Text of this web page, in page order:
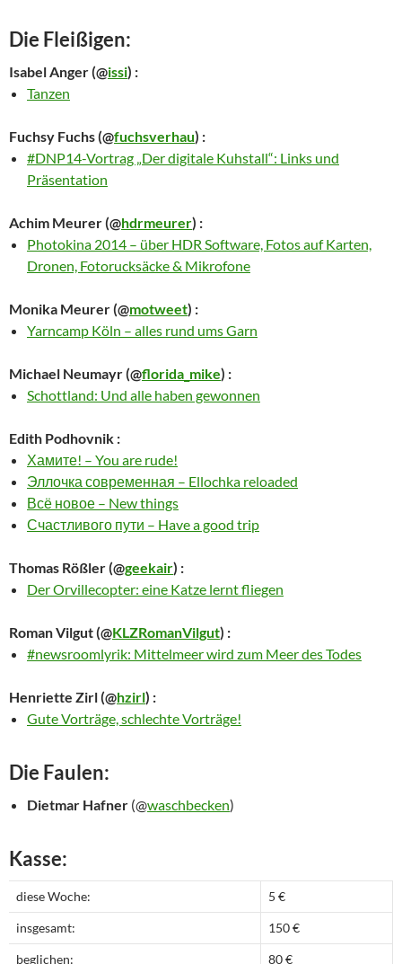
Die Fleißigen:
Isabel Anger(@issi) :
Tanzen
Fuchsy Fuchs(@fuchsverhau) :
#DNP14-Vortrag „Der digitale Kuhstall“: Links und
Präsentation
Achim Meurer(@hdrmeurer) :
Photokina 2014 – über HDR Software, Fotos auf Karten,
Dronen, Fotorucksäcke & Mikrofone
Monika Meurer(@motweet) :
Yarncamp Köln – alles rund ums Garn
Michael Neumayr(@florida_mike) :
Schottland: Und alle haben gewonnen
Edith Podhovnik :
Хамите! – You are rude!
Эллочка современная – Ellochka reloaded
Всё новое – New things
Счастливого пути – Have a good trip
Thomas Rößler(@geekair) :
Der Orvillecopter: eine Katze lernt fliegen
Roman Vilgut(@KLZRomanVilgut) :
#newsroomlyrik: Mittelmeer wird zum Meer des Todes
Henriette Zirl(@hzirl) :
Gute Vorträge, schlechte Vorträge!
Die Faulen:
Dietmar Hafner (@waschbecken)
Kasse:
diese Woche: 5 €
insgesamt: 150 €
beglichen: 80 €